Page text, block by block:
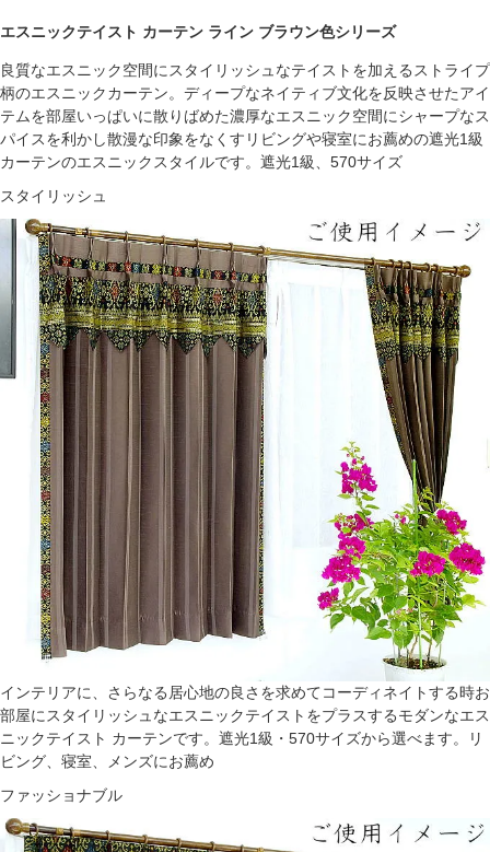
エスニックテイスト カーテン ライン ブラウン色シリーズ
良質なエスニック空間にスタイリッシュなテイストを加えるストライプ
柄のエスニックカーテン。ディープなネイティブ文化を反映させたアイ
テムを部屋いっぱいに散りばめた濃厚なエスニック空間にシャープなス
パイスを利かし散漫な印象をなくすリビングや寝室にお薦めの遮光1級
カーテンのエスニックスタイルです。遮光1級、570サイズ
スタイリッシュ
インテリアに、さらなる居心地の良さを求めてコーディネイトする時お
部屋にスタイリッシュなエスニックテイストをプラスするモダンなエス
ニックテイスト カーテンです。遮光1級・570サイズから選べます。リ
ビング、寝室、メンズにお薦め
ファッショナブル